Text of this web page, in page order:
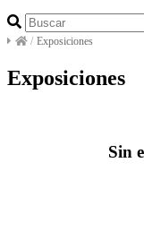
/ Exposiciones
Exposiciones
Sin